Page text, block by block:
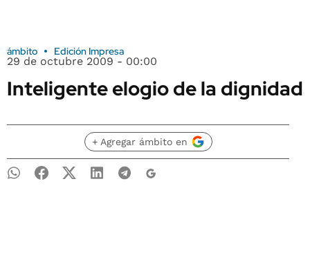
ámbito Edición Impresa
29 de octubre 2009 - 00:00
Inteligente elogio de la dignidad
+ Agregar ámbito en